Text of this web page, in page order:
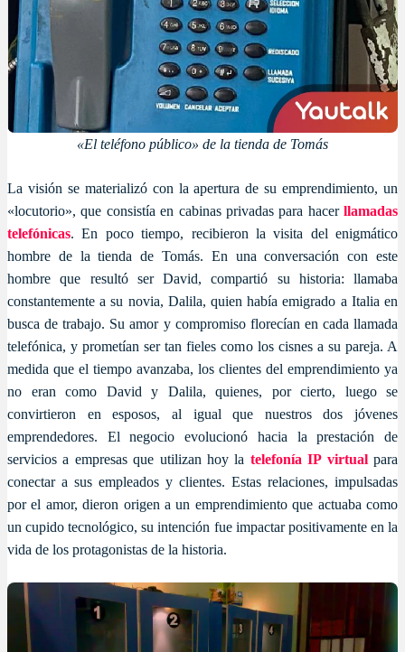
«El teléfono público» de la tienda de Tomás
La visión se materializó con la apertura de su emprendimiento, un
«locutorio», que consistía en cabinas privadas para hacer llamadas
telefónicas. En poco tiempo, recibieron la visita del enigmático
hombre de la tienda de Tomás. En una conversación con este
hombre que resultó ser David, compartió su historia: llamaba
constantemente a su novia, Dalila, quien había emigrado a Italia en
busca de trabajo. Su amor y compromiso florecían en cada llamada
telefónica, y prometían ser tan fieles como los cisnes a su pareja. A
medida que el tiempo avanzaba, los clientes del emprendimiento ya
no eran como David y Dalila, quienes, por cierto, luego se
convirtieron en esposos, al igual que nuestros dos jóvenes
emprendedores. El negocio evolucionó hacia la prestación de
servicios a empresas que utilizan hoy la telefonía IP virtualpara
conectar a sus empleados y clientes. Estas relaciones, impulsadas
por el amor, dieron origen a un emprendimiento que actuaba como
un cupido tecnológico, su intención fue impactar positivamente en la
vida de los protagonistas de la historia.